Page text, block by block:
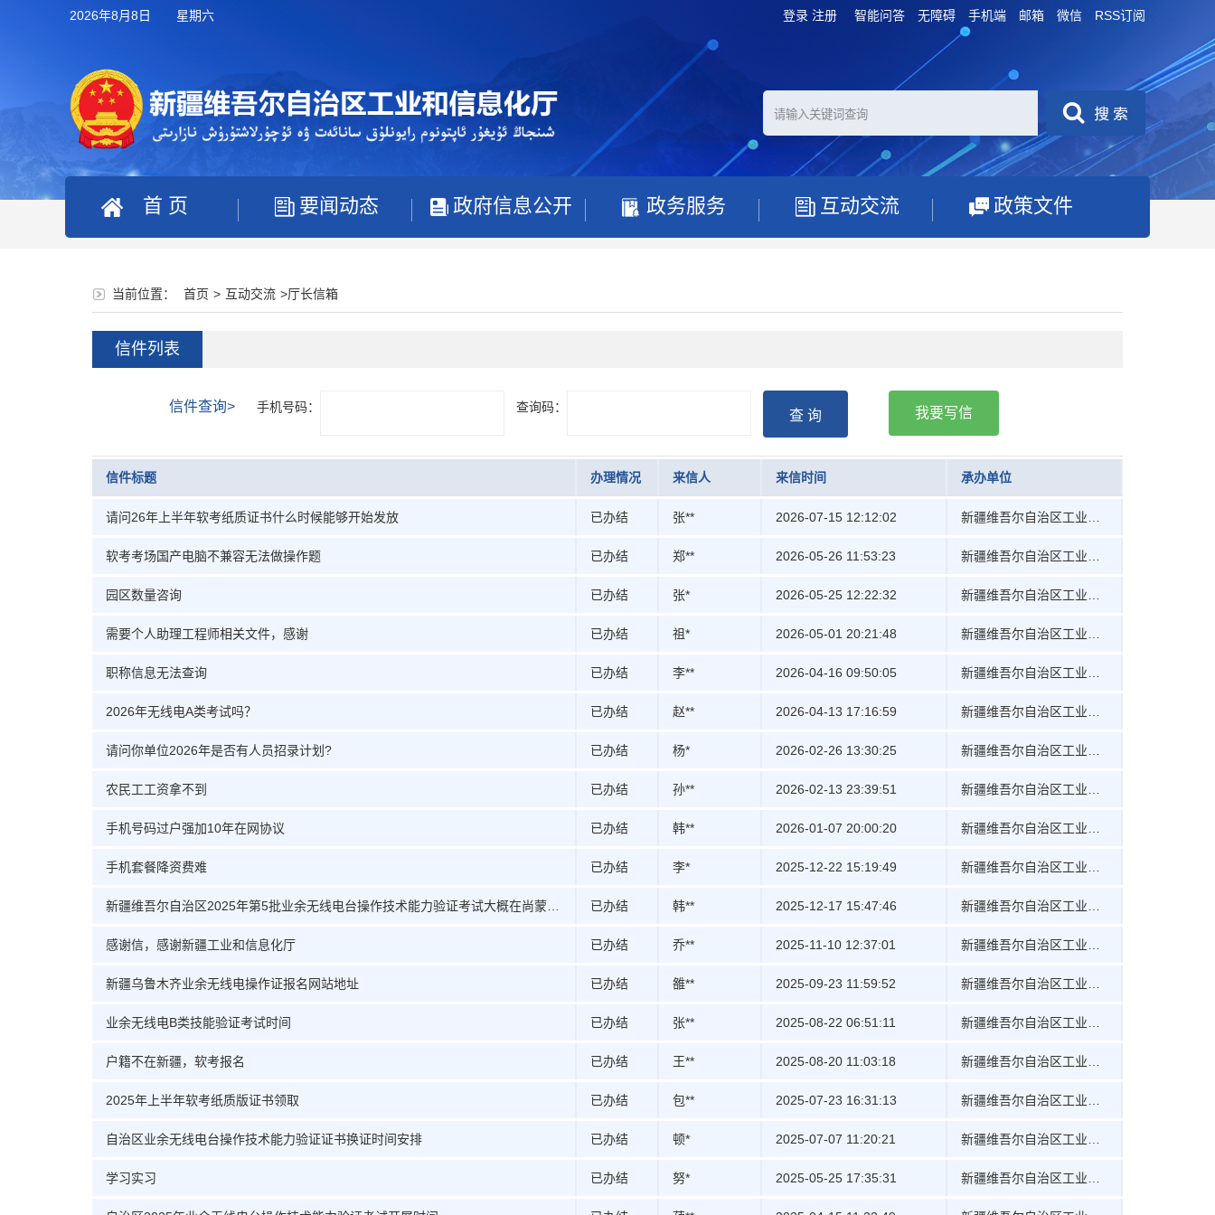
2026年8月8日 星期六 智能问答 无障碍 手机端 邮箱 微信 RSS订阅
登录 注册
首 页 要闻动态 政府信息公开 政务服务 互动交流 政策文件
当前位置： 首页 > 互动交流 >厅长信箱
信件列表
信件查询> 手机号码： 查询码：
查 询 我要写信
信件标题 办理情况 来信人 来信时间 承办单位
请问26年上半年软考纸质证书什么时候能够开始发放 已办结 张** 2026-07-15 12:12:02
软考考场国产电脑不兼容无法做操作题 已办结 郑** 2026-05-26 11:53:23
园区数量咨询 已办结 张* 2026-05-25 12:22:32
需要个人助理工程师相关文件，感谢 已办结 祖* 2026-05-01 20:21:48
职称信息无法查询 已办结 李** 2026-04-16 09:50:05
2026年无线电A类考试吗？ 已办结 赵** 2026-04-13 17:16:59
请问你单位2026年是否有人员招录计划? 已办结 杨* 2026-02-26 13:30:25
农民工工资拿不到 已办结 孙** 2026-02-13 23:39:51
手机号码过户强加10年在网协议 已办结 韩** 2026-01-07 20:00:20
手机套餐降资费难 已办结 李* 2025-12-22 15:19:49
已办结 韩** 2025-12-17 15:47:46
感谢信，感谢新疆工业和信息化厅 已办结 乔** 2025-11-10 12:37:01
新疆乌鲁木齐业余无线电操作证报名网站地址 已办结 雒** 2025-09-23 11:59:52
业余无线电B类技能验证考试时间 已办结 张** 2025-08-22 06:51:11
户籍不在新疆，软考报名 已办结 王** 2025-08-20 11:03:18
2025年上半年软考纸质版证书领取 已办结 包** 2025-07-23 16:31:13
自治区业余无线电台操作技术能力验证证书换证时间安排 已办结 顿* 2025-07-07 11:20:21
学习实习 已办结 努* 2025-05-25 17:35:31